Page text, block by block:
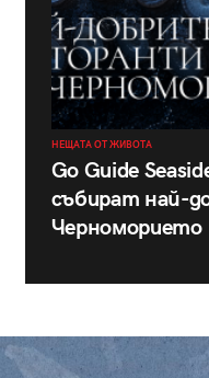
НЕЩАТА ОТ ЖИВОТА
Go Guide
събират най-
Черноморието